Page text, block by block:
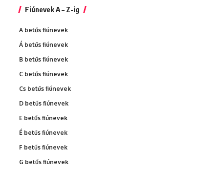
Fiúnevek A – Z-ig
A betűs fiúnevek
Á betűs fiúnevek
B betűs fiúnevek
C betűs fiúnevek
Cs betűs fiúnevek
D betűs fiúnevek
E betűs fiúnevek
É betűs fiúnevek
F betűs fiúnevek
G betűs fiúnevek